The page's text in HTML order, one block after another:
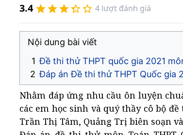
3.4
4 lượt đánh giá
Nội dung bài viết
Đề thi thử THPT quốc gia 2021
Đáp án Đề thi thử THPT Quốc gia
Nhằm đáp ứng nhu cầu ôn luyện
các em học sinh và quý thầy cô bộ
Trần Thị Tâm, Quảng Trị biên soạn